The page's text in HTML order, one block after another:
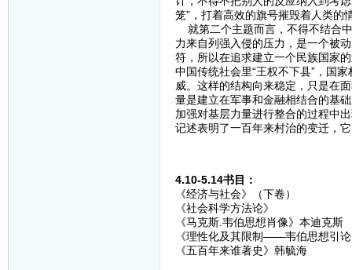
笼”，打着高效的旗号摧毁着人类的
就第二个主题而言，不得不结合
力来自列强入侵的压力，是一个被
符，所以在追求建立一个民族国家
中国传统社会里“王权不下县”，国
威。这样的结构向来稳定，只是在
量是建立在军事和金融相结合的基
加强对基层力量进行整合的过程中
记述表明了一百年来村治的变迁，
4.10-5.14书目：
《经济与社会》（下卷）
《社会科学方法论》
《马克斯.韦伯思想肖像》本迪克斯
《理性化及其限制——韦伯思想引
《五百年来谁著史》韩毓海